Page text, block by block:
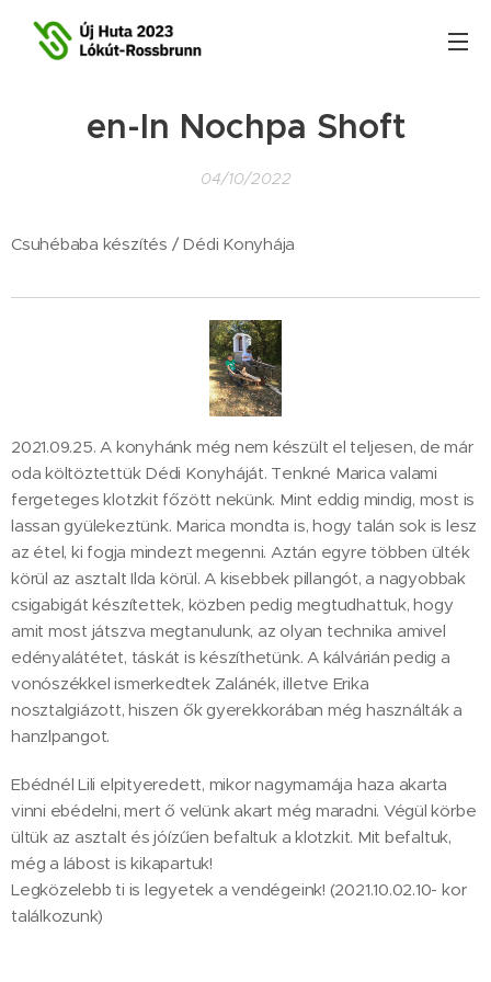
en-In Nochpa Shoft
04/10/2022
Csuhébaba készítés / Dédi Konyhája
2021.09.25. A konyhánk még nem készült el teljesen, de már
oda költöztettük Dédi Konyháját. Tenkné Marica valami
fergeteges klotzkit főzött nekünk. Mint eddig mindig, most is
lassan gyülekeztünk. Marica mondta is, hogy talán sok is lesz
az étel, ki fogja mindezt megenni. Aztán egyre többen ülték
körül az asztalt Ilda körül. A kisebbek pillangót, a nagyobbak
csigabigát készítettek, közben pedig megtudhattuk, hogy
amit most játszva megtanulunk, az olyan technika amivel
edényalátétet, táskát is készíthetünk. A kálvárián pedig a
vonószékkel ismerkedtek Zalánék, illetve Erika
nosztalgiázott, hiszen ők gyerekkorában még használták a
hanzlpangot.
Ebédnél Lili elpityeredett, mikor nagymamája haza akarta
vinni ebédelni, mert ő velünk akart még maradni. Végül körbe
ültük az asztalt és jóízűen befaltuk a klotzkit. Mit befaltuk,
még a lábost is kikapartuk!
Legközelebb ti is legyetek a vendégeink! (2021.10.02.10- kor
találkozunk)